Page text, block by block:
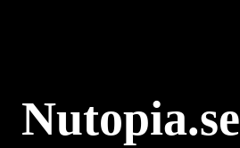
Nutopia.se